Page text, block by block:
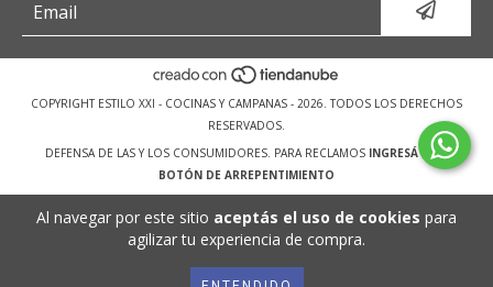
Al navegar por este sitio aceptás el uso de cookies para
agilizar tu experiencia de compra.
COPYRIGHT ESTILO XXI - COCINAS Y CAMPANAS - 2026. TODOS LOS DERECHOS
RESERVADOS.
DEFENSA DE LAS Y LOS CONSUMIDORES. PARA RECLAMOS INGRESÁ ACÁ.
BOTÓN DE ARREPENTIMIENTO